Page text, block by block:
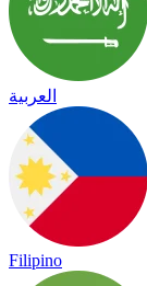
العربية
Filipino